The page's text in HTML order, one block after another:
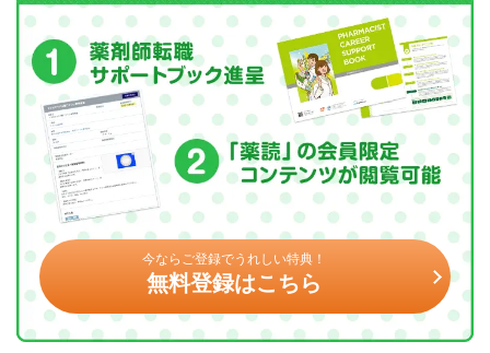
今ならご登録でうれしい特典！
無料登録はこちら